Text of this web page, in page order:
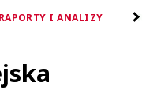
RAPORTY I ANALIZY